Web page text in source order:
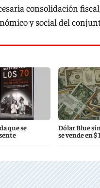
consolidación
y social del
que se
Dólar Blue
se vende en $